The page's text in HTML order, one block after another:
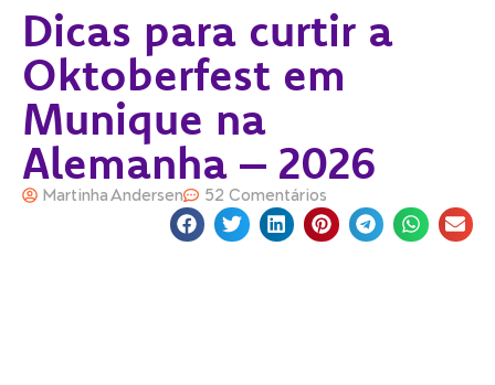
Dicas para curtir a
Oktoberfest em
Munique na
Alemanha – 2026
Martinha Andersen 52 Comentários